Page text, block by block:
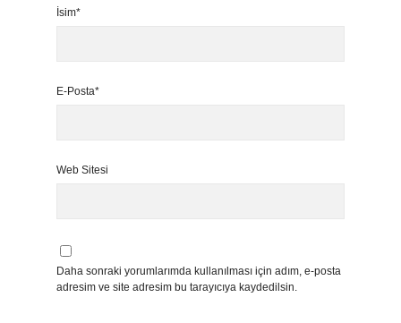
İsim*
E-Posta*
Web Sitesi
Daha sonraki yorumlarımda kullanılması için adım, e-posta
adresim ve site adresim bu tarayıcıya kaydedilsin.